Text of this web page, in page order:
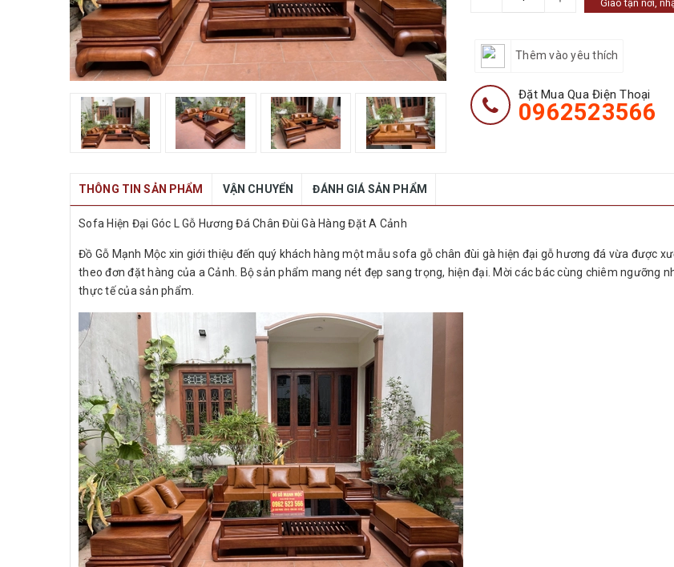
Giao tận nơi,
Thêm vào yêu thích
Đặt Mua Qua Điện Thoại
0962523566
THÔNG TIN SẢN PHẨM VẬN CHUYỂN ĐÁNH GIÁ SẢN PHẨM
Sofa Hiện Đại Góc L Gỗ Hương Đá Chân Đùi Gà Hàng Đặt A Cảnh
Đồ Gỗ Mạnh Mộc xin giới thiệu đến quý khách hàng một mẫu sofa gỗ chân đùi gà hiện đại gỗ hương đá vừa được
theo đơn đặt hàng của a Cảnh. Bộ sản phẩm mang nét đẹp sang trọng, hiện đại. Mời các bác cùng chiêm ngưỡng
thực tế của sản phẩm.